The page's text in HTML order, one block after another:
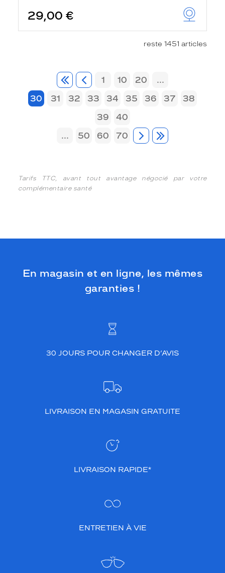
29,00 €
reste 1451 articles
1 10 20
...
30
31 32 33 34 35 36 37
38
39
40
...
50 60 70
Tarifs TTC, avant tout avantage négocié par votre
complémentaire santé
En magasin et en ligne, les mêmes
garanties !
30 JOURS POUR CHANGER D’AVIS
LIVRAISON EN MAGASIN GRATUITE
LIVRAISON RAPIDE*
ENTRETIEN À VIE